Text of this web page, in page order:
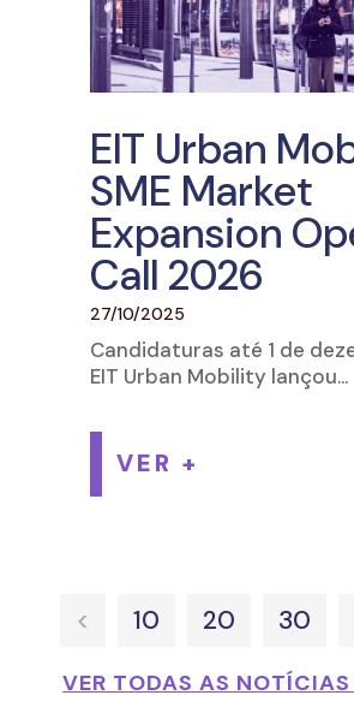
EIT Urban
SME Market
Expansion
Call 2026
27/10/2025
Candidaturas até 1 de
EIT Urban Mobility lançou...
VER +
< 10 20 30
VER TODAS AS NOTÍCIAS